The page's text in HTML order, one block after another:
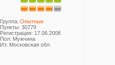
Группа: Опытные
Пункты: 30779
Регистрация: 17.06.2008
Пол: Мужчина
Из: Московская обл.